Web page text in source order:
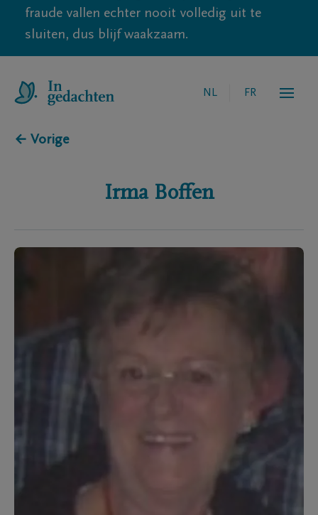
fraude vallen echter nooit volledig uit te
sluiten, dus blijf waakzaam.
NL FR
← Vorige
Irma Boffen